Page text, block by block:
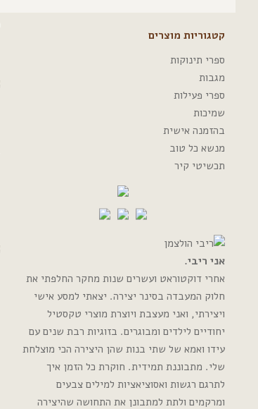
קטגוריות מוצרים
ספרי תינוקות
מגבות
ספרי פעילות
שמיכות
בהזמנה אישית
מנשא כל טוב
תכשיטי קיר
אני ריבי.
אחרי דוקטוראט ועשרים שנות מחקר החלפתי את
חלוק המעבדה בסינר יצירה. יצאתי למסע אישי
ויצירתי, ואני מעצבת ויוצרת מוצרי טקסטיל
יחודיים לילדים ומבוגרים. בזוגיות רבת שנים עם
עידו ואמא של שתי בנות שהן היצירה הכי מוצלחת
שלי. מתבוננת תמידית. חוקרת כל הזמן איך
לתרגם רגשות ואסוציאציות למילים צבעים
ומרקמים ולתת למתבונן את התחושה שהיצירה